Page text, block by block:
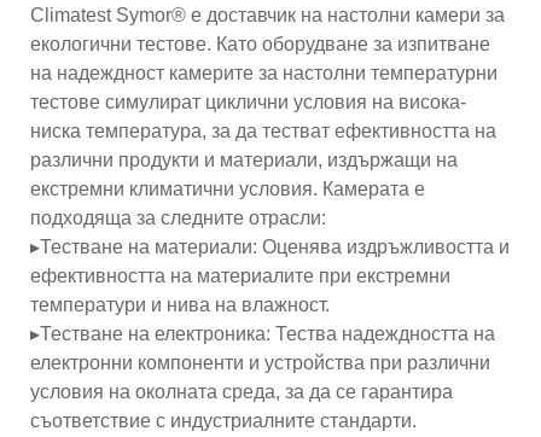
Climatest Symor® е доставчик на настолни камери за
екологични тестове. Като оборудване за изпитване
на надеждност камерите за настолни температурни
тестове симулират циклични условия на висока-
ниска температура, за да тестват ефективността на
различни продукти и материали, издържащи на
екстремни климатични условия. Камерата е
подходяща за следните отрасли:
▸Тестване на материали: Оценява издръжливостта и
ефективността на материалите при екстремни
температури и нива на влажност.
▸Тестване на електроника: Тества надеждността на
електронни компоненти и устройства при различни
условия на околната среда, за да се гарантира
съответствие с индустриалните стандарти.